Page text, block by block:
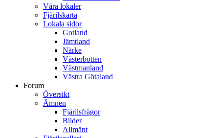
Våra lokaler
Fjärilskarta
Lokala sidor
Gotland
Jämtland
Närke
Västerbotten
Västmanland
Västra Götaland
Forum
Översikt
Ämnen
Fjärilsfrågor
Bilder
Allmänt